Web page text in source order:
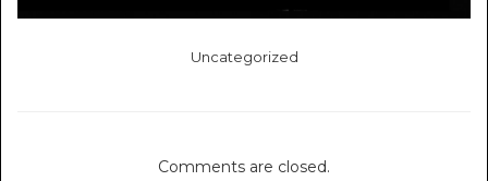
Uncategorized
Comments are closed.